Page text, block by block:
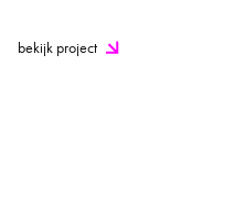
bekijk project